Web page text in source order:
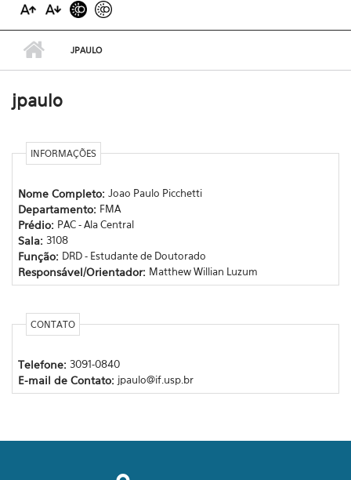
JPAULO
jpaulo
INFORMAÇÕES
Nome Completo: Joao Paulo Picchetti
Departamento: FMA
Prédio: PAC - Ala Central
Sala: 3108
Função: DRD - Estudante de Doutorado
Responsável/Orientador: Matthew Willian Luzum
CONTATO
Telefone: 3091-0840
E-mail de Contato: jpaulo@if.usp.br